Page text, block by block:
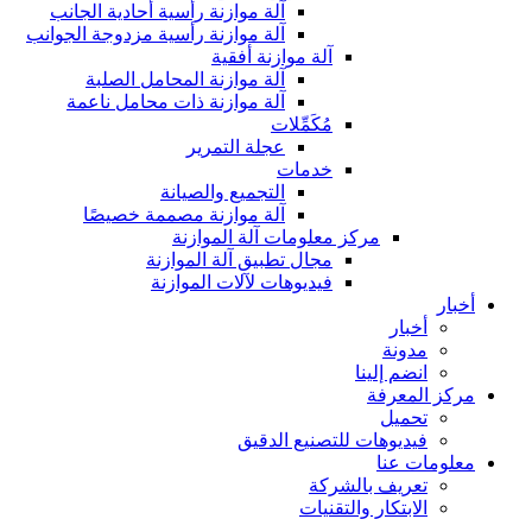
آلة موازنة رأسية أحادية الجانب
آلة موازنة رأسية مزدوجة الجوانب
آلة موازنة أفقية
آلة موازنة المحامل الصلبة
آلة موازنة ذات محامل ناعمة
مُكَمِّلات
عجلة التمرير
خدمات
التجميع والصيانة
آلة موازنة مصممة خصيصًا
مركز معلومات آلة الموازنة
مجال تطبيق آلة الموازنة
فيديوهات لآلات الموازنة
أخبار
أخبار
مدونة
انضم إلينا
مركز المعرفة
تحميل
فيديوهات للتصنيع الدقيق
معلومات عنا
تعريف بالشركة
الابتكار والتقنيات